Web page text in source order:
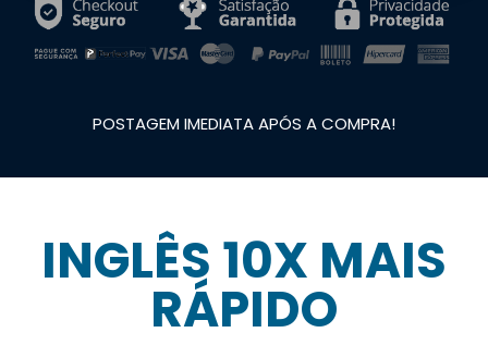
POSTAGEM IMEDIATA APÓS A COMPRA!
INGLÊS 10X MAIS
RÁPIDO